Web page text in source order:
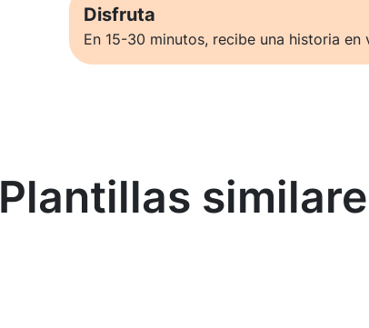
Disfruta
En 15-30 minutos, recibe una historia
Plantillas